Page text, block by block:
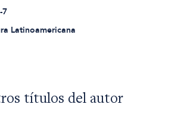
7
Latinoamericana
títulos del autor